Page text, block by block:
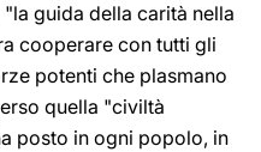
guida della carità nella
cooperare con tutti gli
potenti che plasmano
quella "civiltà
posto in ogni popolo, in